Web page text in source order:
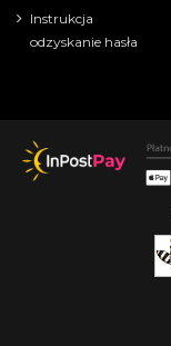
Instrukcja
odzyskanie hasła